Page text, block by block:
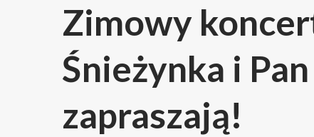
Zimowy
Śnieżynka i
zapraszają!